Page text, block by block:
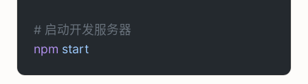
# 启动开发服务器
npm start